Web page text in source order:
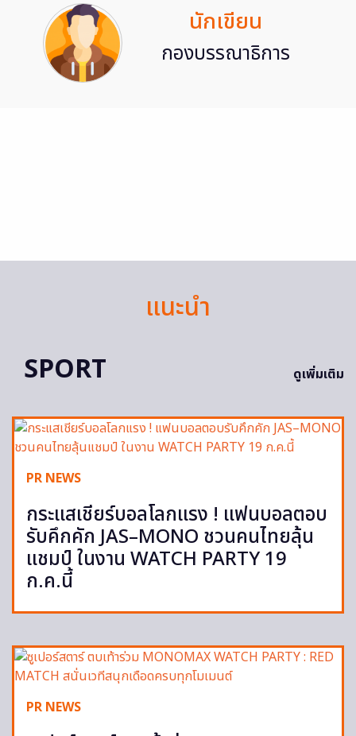
นักเขียน
กองบรรณาธิการ
แนะนำ
SPORT
ดูเพิ่มเติม
PR NEWS
กระแสเชียร์บอลโลกแรง ! แฟนบอลตอบ
รับคึกคัก JAS–MONO ชวนคนไทยลุ้น
แชมป์ ในงาน WATCH PARTY 19
ก.ค.นี้
PR NEWS